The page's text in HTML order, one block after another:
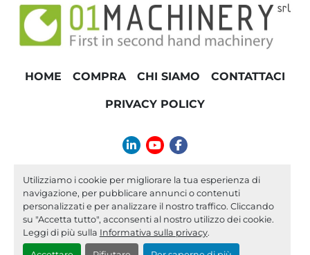
Utilizziamo i cookie per migliorare la tua esperienza di
navigazione, per pubblicare annunci o contenuti
personalizzati e per analizzare il nostro traffico. Cliccando
su "Accetta tutto", acconsenti al nostro utilizzo dei cookie.
Leggi di più sulla Informativa sulla privacy.
HOME COMPRA CHI SIAMO CONTATTACI
PRIVACY POLICY
linkedinyoutubefacebook
info@01machinery.com
Machinio Systemsito web diMachinio
Personalizza le preferenze sui Cookies